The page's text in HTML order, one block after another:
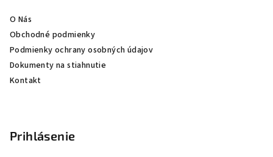
O Nás
Obchodné podmienky
Podmienky ochrany osobných údajov
Dokumenty na stiahnutie
Kontakt
Prihlásenie